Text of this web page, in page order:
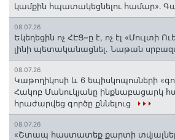
կամքին հպատակեցնելու համար»․
08.07.26
Եկեղեցին ոչ ՀԷՑ–ը է, ոչ էլ «Մուլտի
լինի պետականացնել. Նաթան
08.07.26
️Կաթողիկոսի և 6 եպիսկոպոսների
Հակոբ Մանուկյանը ինքնաբացարկ
հրաժարվեց գործը քննելուց
08.07.26
«Շտապ հաստատեք քարտի